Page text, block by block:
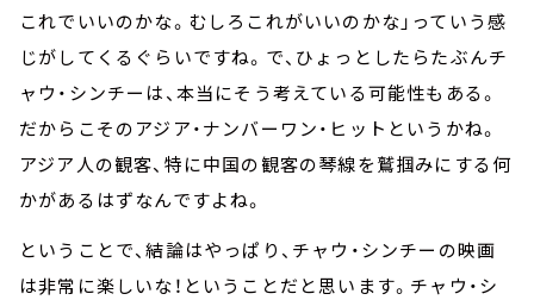
これでいいのかな。むしろこれがいいのかな」っていう感
じがしてくるぐらいですね。で、ひょっとしたらたぶんチ
ャウ・シンチーは、本当にそう考えている可能性もある。
だからこそのアジア・ナンバーワン・ヒットというかね。
アジア人の観客、特に中国の観客の琴線を鷲掴みにする何
かがあるはずなんですよね。
ということで、結論はやっぱり、チャウ・シンチーの映画
は非常に楽しいな！ということだと思います。チャウ・シ